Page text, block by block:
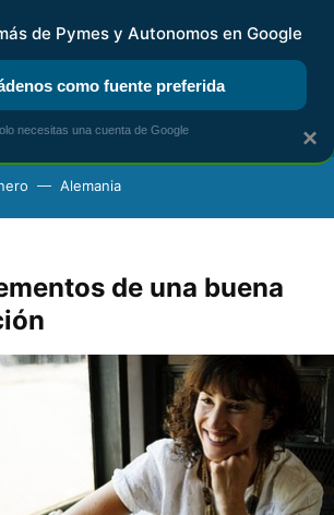
KIT DIGITAL RENTA
Alemania
de una buena
×
de Pymes y Autonomos en Google
como fuente preferida
necesitas una cuenta de Google